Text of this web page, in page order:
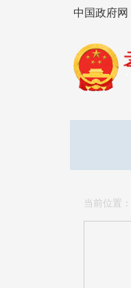
中国政府网
当前位置：